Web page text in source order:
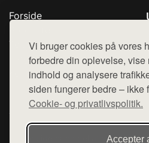
Vi bruger cookies på vores
forbedre din oplevelse, vise
indhold og analysere
siden fungerer bedre –
Cookie- og privatlivspolitik.
Accepter
Forside
Top Rabatter
Blog
Kontakt
Denne side er en del af want.dk,